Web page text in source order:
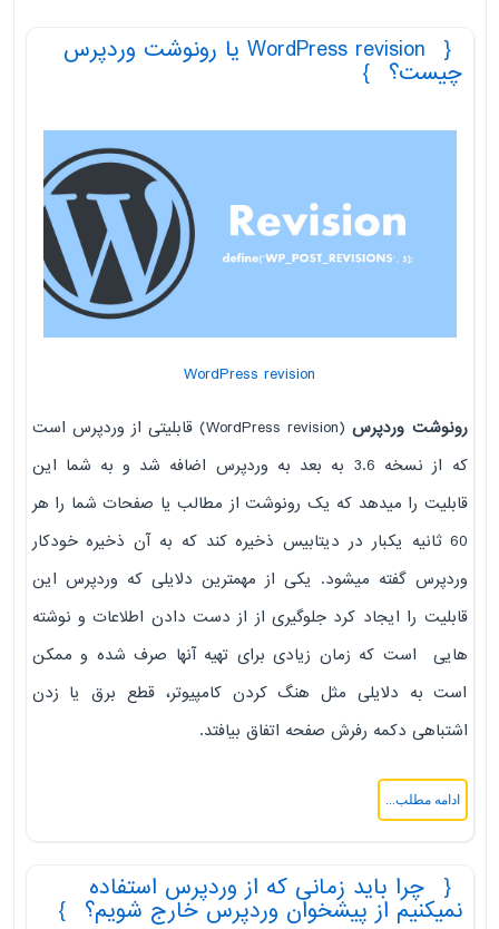
WordPress revision یا رونوشت وردپرس
چیست؟
WordPress revision
رونوشت وردپرس
(WordPress revision) قابلیتی از وردپرس است
که از نسخه 3.6 به بعد به وردپرس اضافه شد و به شما این
قابلیت را میدهد که یک رونوشت از مطالب یا صفحات شما را هر
60 ثانیه یکبار در دیتابیس ذخیره کند که به آن ذخیره خودکار
وردپرس گفته میشود. یکی از مهمترین دلایلی که وردپرس این
قابلیت را ایجاد کرد جلوگیری از از دست دادن اطلاعات و نوشته
هایی است که زمان زیادی برای تهیه آنها صرف شده و ممکن
است به دلایلی مثل هنگ کردن کامپیوتر، قطع برق یا زدن
اشتباهی دکمه رفرش صفحه اتفاق بیافتد.
ادامه مطلب...
چرا باید زمانی که از وردپرس استفاده
نمیکنیم از پیشخوان وردپرس خارج شویم؟